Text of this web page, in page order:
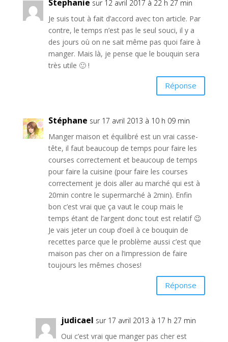
Stephanie sur 12 avril 2017 à 22 h 27 min
Je suis tout à fait d’accord avec ton article. Par
contre, le temps n’est pas le seul souci, il y a
des jours où on ne sait même pas quoi faire à
manger. Mais là, je pense que le bouquin sera
très utile 🙂 !
Réponse
Stéphane sur 17 avril 2013 à 10 h 09 min
Manger maison et équilibré est un vrai casse-
tête, il faut beaucoup de temps pour faire les
courses correctement et beaucoup de temps
pour faire la cuisine (pour faire les courses
correctement je dois aller au marché qui est à
20min contre le supermarché à 2min). Enfin
bon c’est vrai que ça vaut le coup mais le
temps étant de l’argent donc tout est relatif 😉
Je vais jeter un coup d’oeil à ce bouquin de
recettes parce que le problème aussi c’est que
maison pas cher on a l’impression de faire
toujours les mêmes choses!
Réponse
judicael sur 17 avril 2013 à 17 h 27 min
Oui c’est vrai que manger pas cher est